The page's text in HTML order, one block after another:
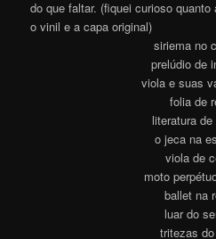
do que faltar. (fiquei curioso
o vinil e a capa original)
siriema no
prelúdio de
viola e suas
folia de
literatura de
o jeca na
viola de
moto
ballet na
luar do
tritezas